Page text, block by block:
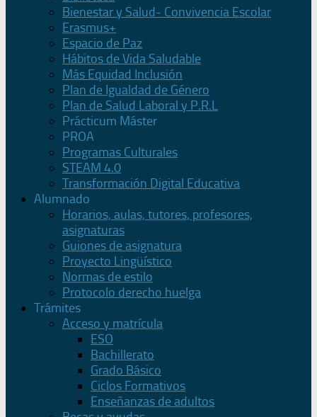
Bienestar y Salud- Convivencia Escolar
Erasmus+
Espacio de Paz
Hábitos de Vida Saludable
Más Equidad Inclusión
Plan de Igualdad de Género
Plan de Salud Laboral y P.R.L
Prácticum Máster
PROA
Programas Culturales
STEAM 4.0
Transformación Digital Educativa
Alumnado
Horarios, aulas, tutores, profesores,
asignaturas
Guiones de asignatura
Proyecto Lingüístico
Normas de estilo
Protocolo derecho huelga
Trámites
Acceso y matrícula
ESO
Bachillerato
Grado Básico
Ciclos Formativos
Enseñanzas de adultos